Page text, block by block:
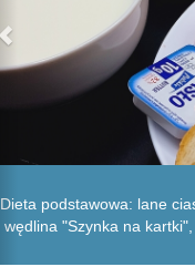
Dieta podstawowa: lane
wędlina "Szynka na